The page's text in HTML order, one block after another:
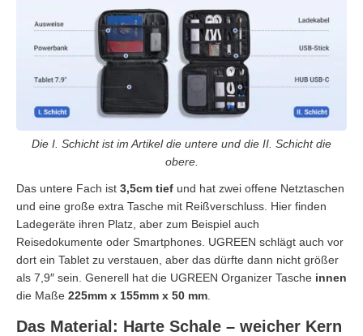
Die I. Schicht ist im Artikel die untere und die II. Schicht die
obere.
Das untere Fach ist 3,5cm tief und hat zwei offene Netztaschen
und eine große extra Tasche mit Reißverschluss. Hier finden
Ladegeräte ihren Platz, aber zum Beispiel auch
Reisedokumente oder Smartphones. UGREEN schlägt auch vor
dort ein Tablet zu verstauen, aber das dürfte dann nicht größer
als 7,9″ sein. Generell hat die UGREEN Organizer Tasche innen
die Maße 225mm x 155mm x 50 mm
Das Material: Harte Schale – weicher Kern